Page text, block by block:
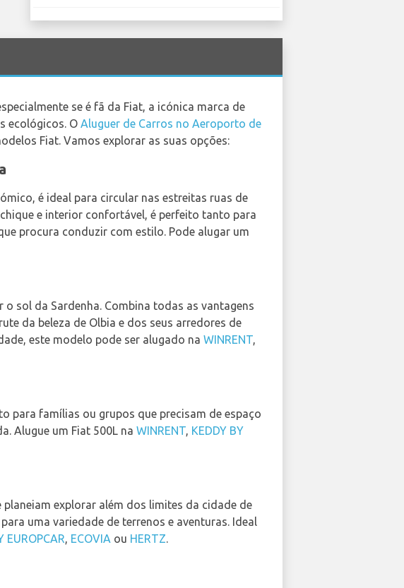
se é fã da Fiat, a icónica marca de
ecológicos. O Aluguer de Carros no Aeroporto de
Fiat. Vamos explorar as suas opções:
é ideal para circular nas estreitas ruas de
e interior confortável, é perfeito tanto para
procura conduzir com estilo. Pode alugar um
sol da Sardenha. Combina todas as vantagens
da beleza de Olbia e dos seus arredores de
este modelo pode ser alugado na WINRENT,
para famílias ou grupos que precisam de espaço
Alugue um Fiat 500L na WINRENT, KEDDY BY
explorar além dos limites da cidade de
uma variedade de terrenos e aventuras. Ideal
EUROPCAR, ECOVIA ou HERTZ.